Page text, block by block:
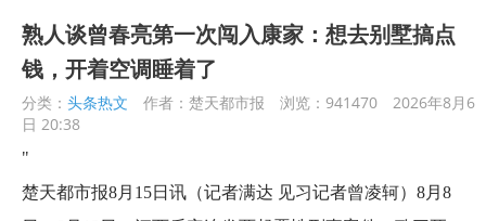
熟人谈曾春亮第一次闯入康家：想去别墅搞点
钱，开着空调睡着了
分类： 头条热文 作者：楚天都市报 浏览：941470
2026年8月6
日 20:38
"
楚天都市报8月15日讯（记者满达 见习记者曾凌轲）8月8